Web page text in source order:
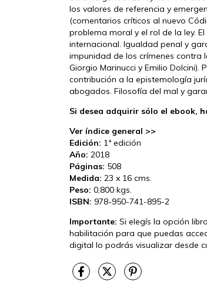
los valores de referencia y
(comentarios críticos al nuevo
problema moral y el rol de la ley.
internacional. Igualdad penal y
impunidad de los crímenes contra
Giorgio Marinucci y Emilio Dolcini).
contribución a la epistemología
abogados. Filosofía del mal y
Si desea adquirir sólo el ebook,
Ver índice general >>
Edición: 1ª edición
Año: 2018
Páginas: 508
Medida: 23 x 16 cms.
Peso: 0,800 kgs.
ISBN: 978-950-741-895-2
Importante: Si elegís la opción
habilitación para que puedas
digital lo podrás visualizar desde